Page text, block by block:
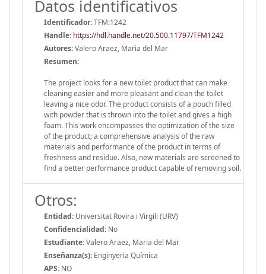
Datos identificativos
Identificador:TFM:1242
Handle: https://hdl.handle.net/20.500.11797/TFM1242
Autores:Valero Araez, Maria del Mar
Resumen:
The project looks for a new toilet product that can make
cleaning easier and more pleasant and clean the toilet
leaving a nice odor. The product consists of a pouch filled
with powder that is thrown into the toilet and gives a high
foam. This work encompasses the optimization of the size
of the product; a comprehensive analysis of the raw
materials and performance of the product in terms of
freshness and residue. Also, new materials are screened to
find a better performance product capable of removing soil.
Otros:
Entidad: Universitat Rovira i Virgili (URV)
Confidencialidad: No
Estudiante:Valero Araez, Maria del Mar
Enseñanza(s): Enginyeria Química
APS: NO